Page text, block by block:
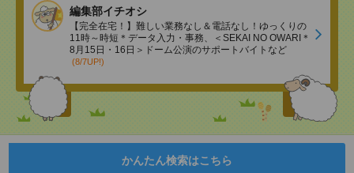
編集部イチオシ
【完全在宅！】難しい業務なし＆電話なし！ゆっくりの
11時～時短＊データ入力・事務、＜SEKAI NO OWARI＊
8月15日・16日＞ドーム公演のサポートバイトなど
(8/7UP!)
かんたん検索はこちら